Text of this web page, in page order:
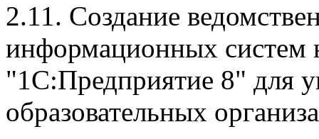
2.11. Создание
информационных систем
"1С:Предприятие 8" для
образовательных